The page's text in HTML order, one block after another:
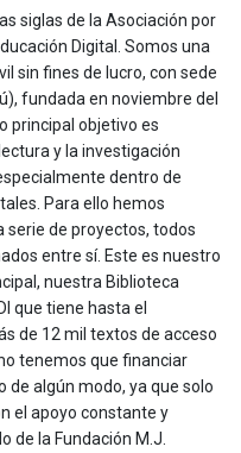
siglas de la Asociación por
Digital. Somos una
sin fines de lucro, con sede
fundada en noviembre del
principal objetivo es
y la investigación
dentro de
Para ello hemos
serie de proyectos, todos
entre sí. Este es nuestro
nuestra Biblioteca
que tiene hasta el
de 12 mil textos de acceso
tenemos que financiar
de algún modo, ya que solo
el apoyo constante y
de la Fundación M.J.